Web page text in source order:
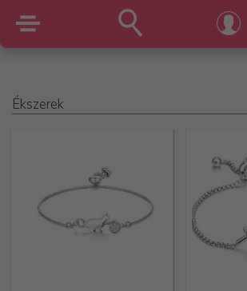
Ékszerek